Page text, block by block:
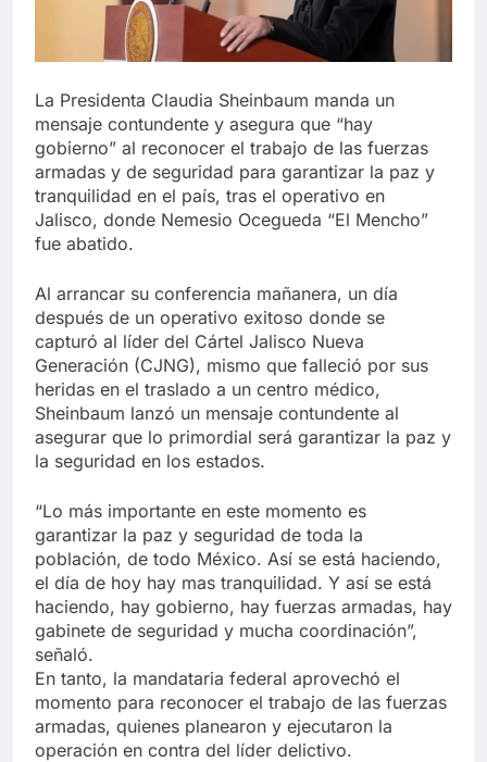
La Presidenta Claudia Sheinbaum manda un
mensaje contundente y asegura que “hay
gobierno” al reconocer el trabajo de las fuerzas
armadas y de seguridad para garantizar la paz y
tranquilidad en el país, tras el operativo en
Jalisco, donde Nemesio Ocegueda “El Mencho”
fue abatido.
Al arrancar su conferencia mañanera, un día
después de un operativo exitoso donde se
capturó al líder del Cártel Jalisco Nueva
Generación (CJNG), mismo que falleció por sus
heridas en el traslado a un centro médico,
Sheinbaum lanzó un mensaje contundente al
asegurar que lo primordial será garantizar la paz y
la seguridad en los estados.
“Lo más importante en este momento es
garantizar la paz y seguridad de toda la
población, de todo México. Así se está haciendo,
el día de hoy hay mas tranquilidad. Y así se está
haciendo, hay gobierno, hay fuerzas armadas, hay
gabinete de seguridad y mucha coordinación”,
señaló.
En tanto, la mandataria federal aprovechó el
momento para reconocer el trabajo de las fuerzas
armadas, quienes planearon y ejecutaron la
operación en contra del líder delictivo.